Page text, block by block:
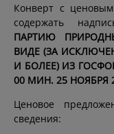
Конверт с
содержать
ПАРТИЮ
ВИДЕ (ЗА
И БОЛЕЕ) ИЗ
00 МИН. 25 НОЯБРЯ
Ценовое
сведения: